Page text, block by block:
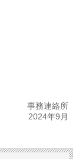
事務連絡所
2024年9月